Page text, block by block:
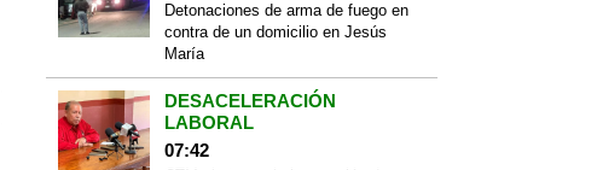
Detonaciones de arma de fuego en
contra de un domicilio en Jesús
María
DESACELERACIÓN
LABORAL
07:42